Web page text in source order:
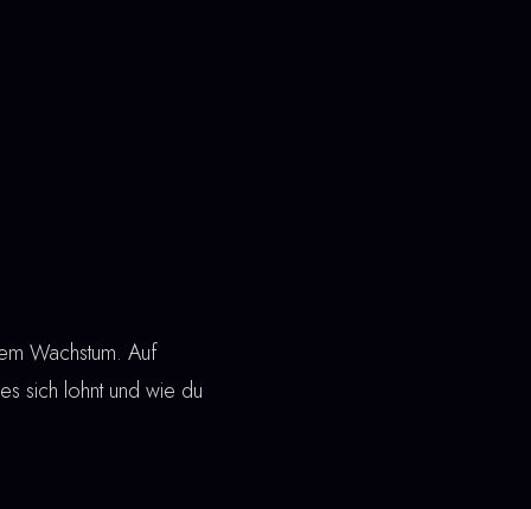
Wachstum. Auf
sich lohnt und wie du